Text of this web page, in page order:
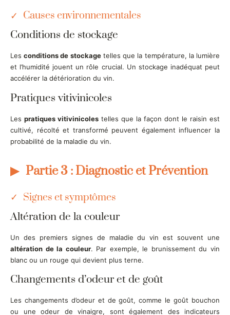
Causes environnementales
Conditions de stockage
Lesconditions de stockagetelles que la température, la lumière
et l’humidité jouent un rôle crucial. Un stockage inadéquat peut
accélérer la détérioration du vin.
Pratiques vitivinicoles
Les pratiques vitivinicoles telles que la façon dont le raisin est
cultivé, récolté et transformé peuvent également influencer la
probabilité de la maladie du vin.
Partie 3 : Diagnostic et Prévention
Signes et symptômes
Altération de la couleur
Un des premiers signes de maladie du vin est souvent une
altération de la couleur. Par exemple, le brunissement du vin
blanc ou un rouge qui devient plus terne.
Changements d’odeur et de goût
Les changements d’odeur et de goût, comme le goût bouchon
ou une odeur de vinaigre, sont également des indicateurs